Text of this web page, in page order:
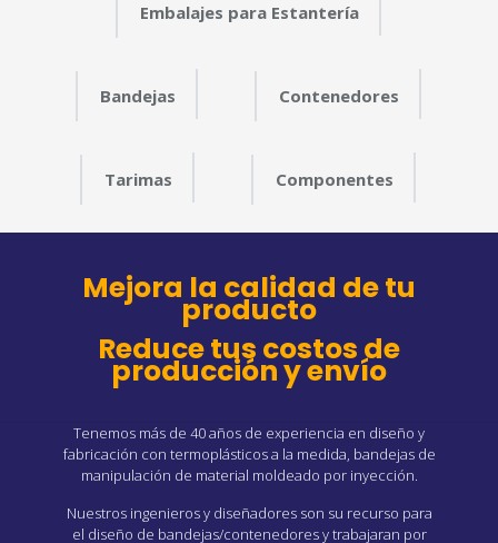
Embalajes para Estantería
Bandejas Contenedores
Tarimas Componentes
Mejora la calidad de tu
producto
Reduce tus costos de
producción y envío
Tenemos más de 40 años de experiencia en diseño y
fabricación con termoplásticos a la medida, bandejas de
manipulación de material moldeado por inyección.
Nuestros ingenieros y diseñadores son su recurso para
el diseño de bandejas/contenedores y trabajaran por